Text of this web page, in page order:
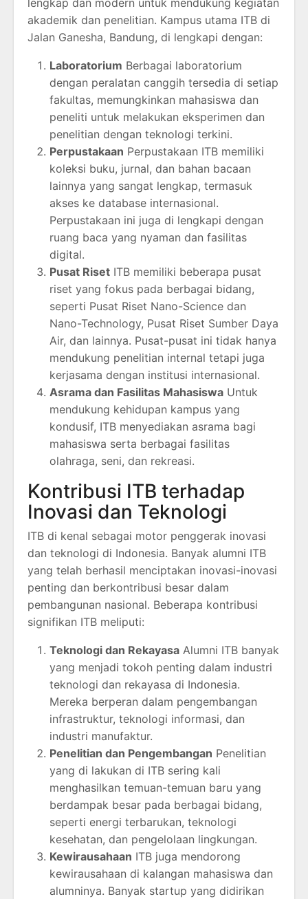
lengkap dan modern untuk mendukung kegiatan
akademik dan penelitian. Kampus utama ITB di
Jalan Ganesha, Bandung, di lengkapi dengan:
Laboratorium Berbagai laboratorium
dengan peralatan canggih tersedia di setiap
fakultas, memungkinkan mahasiswa dan
peneliti untuk melakukan eksperimen dan
penelitian dengan teknologi terkini.
Perpustakaan Perpustakaan ITB memiliki
koleksi buku, jurnal, dan bahan bacaan
lainnya yang sangat lengkap, termasuk
akses ke database internasional.
Perpustakaan ini juga di lengkapi dengan
ruang baca yang nyaman dan fasilitas
digital.
Pusat Riset ITB memiliki beberapa pusat
riset yang fokus pada berbagai bidang,
seperti Pusat Riset Nano-Science dan
Nano-Technology, Pusat Riset Sumber Daya
Air, dan lainnya. Pusat-pusat ini tidak hanya
mendukung penelitian internal tetapi juga
kerjasama dengan institusi internasional.
Asrama dan Fasilitas Mahasiswa Untuk
mendukung kehidupan kampus yang
kondusif, ITB menyediakan asrama bagi
mahasiswa serta berbagai fasilitas
olahraga, seni, dan rekreasi.
Kontribusi ITB terhadap
Inovasi dan Teknologi
ITB di kenal sebagai motor penggerak inovasi
dan teknologi di Indonesia. Banyak alumni ITB
yang telah berhasil menciptakan inovasi-inovasi
penting dan berkontribusi besar dalam
pembangunan nasional. Beberapa kontribusi
signifikan ITB meliputi:
Teknologi dan Rekayasa Alumni ITB banyak
yang menjadi tokoh penting dalam industri
teknologi dan rekayasa di Indonesia.
Mereka berperan dalam pengembangan
infrastruktur, teknologi informasi, dan
industri manufaktur.
Penelitian dan Pengembangan Penelitian
yang di lakukan di ITB sering kali
menghasilkan temuan-temuan baru yang
berdampak besar pada berbagai bidang,
seperti energi terbarukan, teknologi
kesehatan, dan pengelolaan lingkungan.
Kewirausahaan ITB juga mendorong
kewirausahaan di kalangan mahasiswa dan
alumninya. Banyak startup yang didirikan